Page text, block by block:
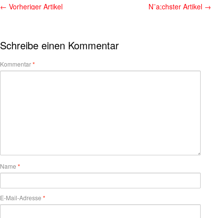
← Vorheriger Artikel N¨a;chster Artikel →
Schreibe einen Kommentar
Kommentar*
Name *
E-Mail-Adresse *